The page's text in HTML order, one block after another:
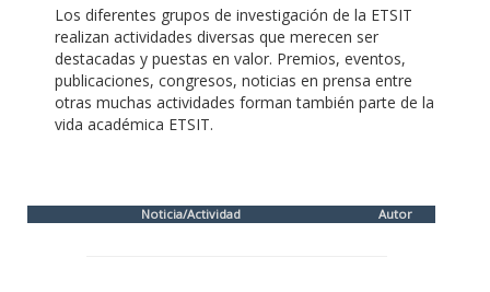
Los diferentes grupos de investigación de la ETSIT
realizan actividades diversas que merecen ser
destacadas y puestas en valor. Premios, eventos,
publicaciones, congresos, noticias en prensa entre
otras muchas actividades forman también parte de la
vida académica ETSIT.
Noticia/Actividad Autor